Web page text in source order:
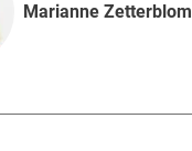
Marianne Zetterblom